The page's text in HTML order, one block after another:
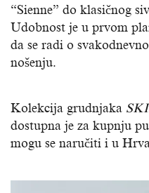
“Sienne” do klasičnog
Udobnost je u prvom
da se radi o
nošenju.
Kolekcija grudnjaka
dostupna je za kupnju
mogu se naručiti i u